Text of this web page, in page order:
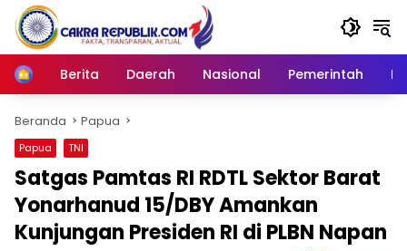
Langsung
konten
Home
Berita Daerah Nasional Pemerintah
Beranda Papua
Papua TNI
Satgas Pamtas RI RDTL Sektor Barat
Yonarhanud 15/DBY Amankan
Kunjungan Presiden RI di PLBN Napan